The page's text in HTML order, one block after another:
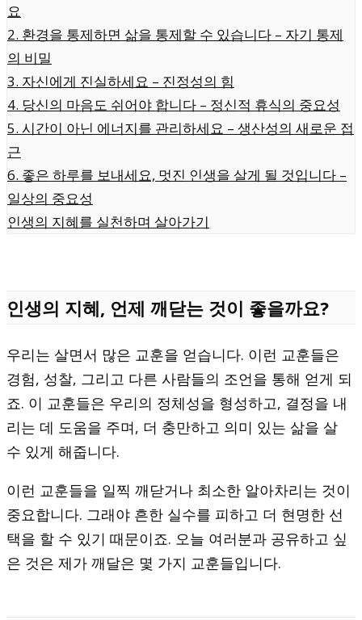
요
2. 환경을 통제하면 삶을 통제할 수 있습니다 – 자기 통제
의 비밀
3. 자신에게 진실하세요 – 진정성의 힘
4. 당신의 마음도 쉬어야 합니다 – 정신적 휴식의 중요성
5. 시간이 아닌 에너지를 관리하세요 – 생산성의 새로운 접
근
6. 좋은 하루를 보내세요, 멋진 인생을 살게 될 것입니다 –
일상의 중요성
인생의 지혜를 실천하며 살아가기
인생의 지혜, 언제 깨닫는 것이 좋을까요?
우리는 살면서 많은 교훈을 얻습니다. 이런 교훈들은
경험, 성찰, 그리고 다른 사람들의 조언을 통해 얻게 되
죠. 이 교훈들은 우리의 정체성을 형성하고, 결정을 내
리는 데 도움을 주며, 더 충만하고 의미 있는 삶을 살
수 있게 해줍니다.
이런 교훈들을 일찍 깨닫거나 최소한 알아차리는 것이
중요합니다. 그래야 흔한 실수를 피하고 더 현명한 선
택을 할 수 있기 때문이죠. 오늘 여러분과 공유하고 싶
은 것은 제가 깨달은 몇 가지 교훈들입니다.